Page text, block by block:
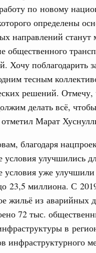
по новому
определены
направлений
общественного
Хочу поблагодарить
тесным
решений.
делать всё,
Марат
благодаря
улучшились
уже улучшили
23,5 миллиона. С
жильё из
72 тыс.
в
инфраструктурного
и обновили
территорий
сельских
Городская среда
заказчик»
более
и ликвидация их
заседание
чрезвычайной
образование